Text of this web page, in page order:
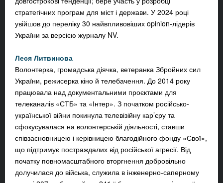
стратегічних програм для міст і держави. У 2024 році
увійшов до переліку 30 найвпливовіших opinion‑лідерів
України за версією журналу NV.
Леся Литвинова
Волонтерка, громадська діячка, ветеранка Збройних сил
України, режисерка кіно й телебачення. До 2014 року
працювала над документальними проєктами для
телеканалів «СТБ» та «Інтер». З початком російсько-
української війни покинула телевізійну кар’єру та
сфокусувалася на волонтерській діяльності, ставши
співзасновницею і керівницею благодійного фонду «Свої»,
що підтримує постраждалих від російської агресії. Від
початку повномасштабного вторгнення добровільно
долучилася до війська, служила в інженерно-саперному